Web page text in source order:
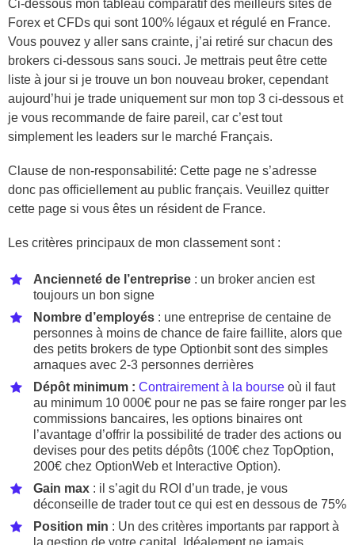
Ci-dessous mon tableau comparatif des meilleurs sites de
Forex et CFDs qui sont 100% légaux et régulé en France.
Vous pouvez y aller sans crainte, j’ai retiré sur chacun des
brokers ci-dessous sans souci. Je mettrais peut être cette
liste à jour si je trouve un bon nouveau broker, cependant
aujourd’hui je trade uniquement sur mon top 3 ci-dessous et
je vous recommande de faire pareil, car c’est tout
simplement les leaders sur le marché Français.
Clause de non-responsabilité: Cette page ne s’adresse
donc pas officiellement au public français. Veuillez quitter
cette page si vous êtes un résident de France.
Les critères principaux de mon classement sont :
Ancienneté de l’entreprise : un broker ancien est
toujours un bon signe
Nombre d’employés : une entreprise de centaine de
personnes à moins de chance de faire faillite, alors que
des petits brokers de type Optionbit sont des simples
arnaques avec 2-3 personnes derrières
Dépôt minimum : Contrairement à la bourse où il faut
au minimum 10 000€ pour ne pas se faire ronger par les
commissions bancaires, les options binaires ont
l’avantage d’offrir la possibilité de trader des actions ou
devises pour des petits dépôts (100€ chez TopOption,
200€ chez OptionWeb et Interactive Option).
Gain max : il s’agit du ROI d’un trade, je vous
déconseille de trader tout ce qui est en dessous de 75%
Position min : Un des critères importants par rapport à
la gestion de votre capital. Idéalement ne jamais